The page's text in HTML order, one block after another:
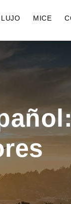
LUJO MICE